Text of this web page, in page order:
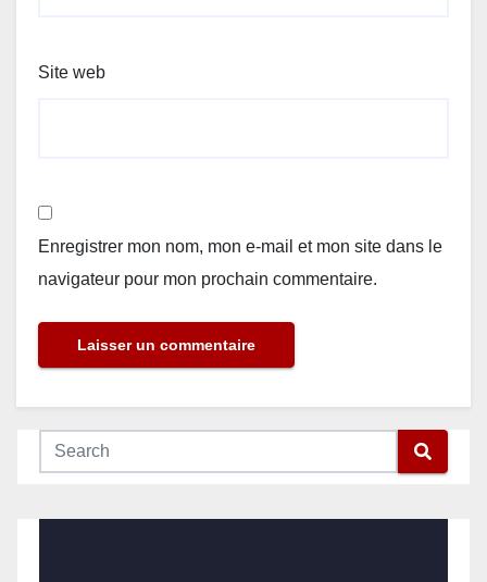
Site web
Enregistrer mon nom, mon e-mail et mon site dans le
navigateur pour mon prochain commentaire.